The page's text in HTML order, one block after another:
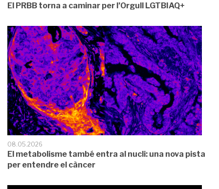
El PRBB torna a caminar per l’Orgull LGTBIAQ+
08.05.2026
El metabolisme també entra al nucli: una nova pista
per entendre el càncer